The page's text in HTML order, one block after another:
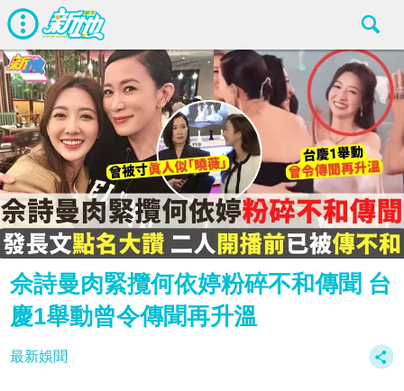
佘詩曼肉緊攬何依婷粉碎不和傳聞 台
慶1舉動曾令傳聞再升溫
最新娛聞